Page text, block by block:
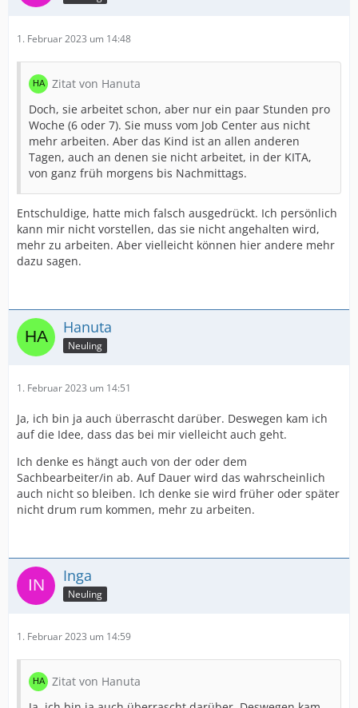
1. Februar 2023 um 14:48
Zitat von Hanuta
Doch, sie arbeitet schon, aber nur ein paar Stunden pro
Woche (6 oder 7). Sie muss vom Job Center aus nicht
mehr arbeiten. Aber das Kind ist an allen anderen
Tagen, auch an denen sie nicht arbeitet, in der KITA,
von ganz früh morgens bis Nachmittags.
Entschuldige, hatte mich falsch ausgedrückt. Ich persönlich
kann mir nicht vorstellen, das sie nicht angehalten wird,
mehr zu arbeiten. Aber vielleicht können hier andere mehr
dazu sagen.
Hanuta
Neuling
1. Februar 2023 um 14:51
Ja, ich bin ja auch überrascht darüber. Deswegen kam ich
auf die Idee, dass das bei mir vielleicht auch geht.
Ich denke es hängt auch von der oder dem
Sachbearbeiter/in ab. Auf Dauer wird das wahrscheinlich
auch nicht so bleiben. Ich denke sie wird früher oder später
nicht drum rum kommen, mehr zu arbeiten.
Inga
Neuling
1. Februar 2023 um 14:59
Zitat von Hanuta